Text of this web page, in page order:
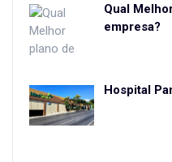
Qual
empresa?
Hospital